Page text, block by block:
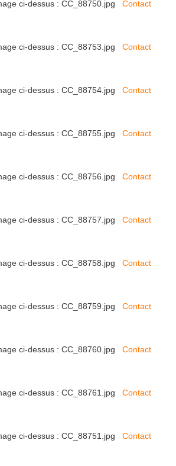
ci-dessus : CC_88750.jpg Contact
ci-dessus : CC_88753.jpg Contact
ci-dessus : CC_88754.jpg Contact
ci-dessus : CC_88755.jpg Contact
ci-dessus : CC_88756.jpg Contact
ci-dessus : CC_88757.jpg Contact
ci-dessus : CC_88758.jpg Contact
ci-dessus : CC_88759.jpg Contact
ci-dessus : CC_88760.jpg Contact
ci-dessus : CC_88761.jpg Contact
ci-dessus : CC_88751.jpg Contact